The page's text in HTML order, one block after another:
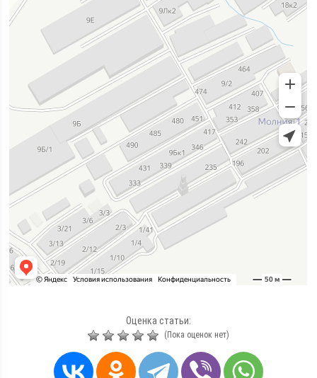
Оценка статьи:
(Пока оценок нет)